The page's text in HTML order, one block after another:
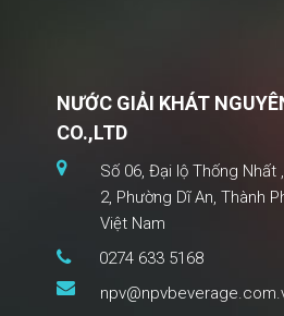
NƯỚC GIẢI KHÁT
CO.,LTD
Số 06, Đại lộ Thống Nhất
2, Phường Dĩ An, Thành
Việt Nam
0274 633 5168